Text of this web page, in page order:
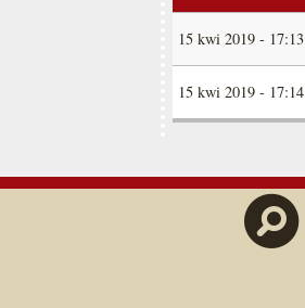
15 kwi 2019 - 17:13
15 kwi 2019 - 17:14